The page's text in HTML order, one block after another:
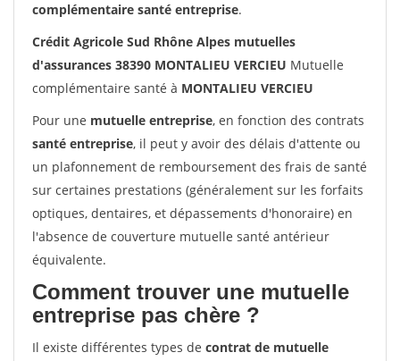
complémentaire santé entreprise.
Crédit Agricole Sud Rhône Alpes mutuelles
d'assurances 38390 MONTALIEU VERCIEU Mutuelle
complémentaire santé à MONTALIEU VERCIEU
Pour une mutuelle entreprise, en fonction des contrats
santé entreprise, il peut y avoir des délais d'attente ou
un plafonnement de remboursement des frais de santé
sur certaines prestations (généralement sur les forfaits
optiques, dentaires, et dépassements d'honoraire) en
l'absence de couverture mutuelle santé antérieur
équivalente.
Comment trouver une mutuelle
entreprise pas chère ?
Il existe différentes types de contrat de mutuelle